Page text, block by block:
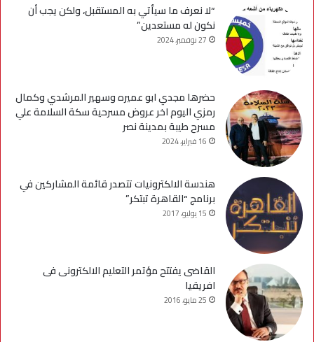
“لا نعرف ما سيأتي به المستقبل، ولكن يجب أن
نكون له مستعدين”
27 نوفمبر، 2024
حضرها مجدي ابو عميره وسهير المرشدي وكمال
رمزي اليوم اخر عروض مسرحية سكة السلامة علي
مسرح طيبة بمدينة نصر
16 فبراير، 2024
هندسة الالكترونيات تتصدر قائمة المشاركين في
برنامج “القاهرة تبتكر”
15 يوليو، 2017
القاضى يفتتح مؤتمر التعليم الالكترونى فى
افريقيا
25 مايو، 2016